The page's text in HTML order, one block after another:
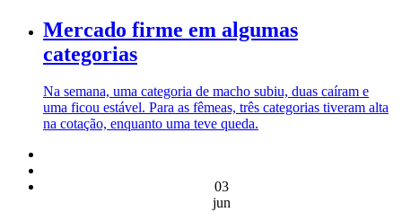
Mercado firme em algumas
categorias
Na semana, uma categoria de macho subiu, duas caíram e
uma ficou estável. Para as fêmeas, três categorias tiveram alta
na cotação, enquanto uma teve queda.
03
jun